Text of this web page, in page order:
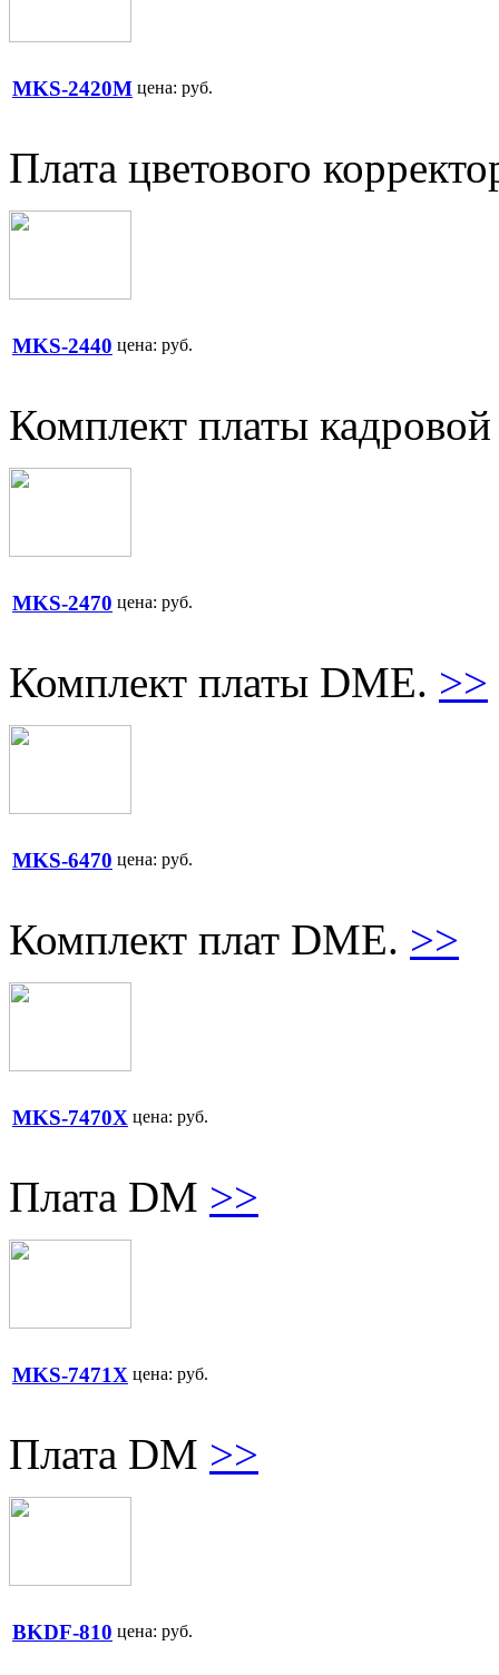
MKS-2420M цена: руб.
Плата цветового
MKS-2440 цена: руб.
Комплект платы
MKS-2470 цена: руб.
Комплект платы DME. >>
MKS-6470 цена: руб.
Комплект плат DME. >>
MKS-7470X цена: руб.
Плата DM >>
MKS-7471X цена: руб.
Плата DM >>
BKDF-810 цена: руб.